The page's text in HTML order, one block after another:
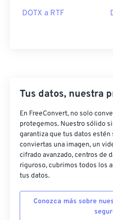
DOTX a RTF
Tus datos, nuestra
En FreeConvert, no solo
protegemos. Nuestro sólido
garantiza que tus datos estén
conviertas una imagen, un
cifrado avanzado, centros de
riguroso, cubrimos todos los
tus datos.
Conozca más sobre